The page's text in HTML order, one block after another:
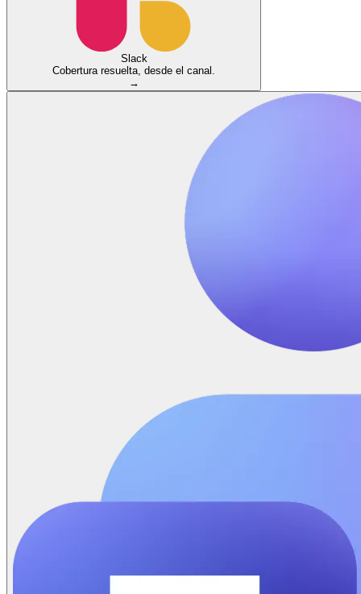
Slack
Cobertura resuelta, desde el canal.
→